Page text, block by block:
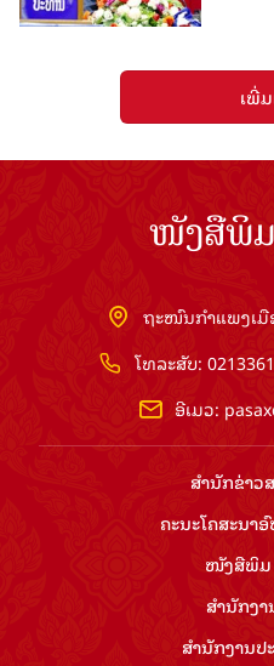
ເພີ່
ໜັງສືພິມ
ຖະໜົນກຳແພງເມື
ໂທລະສັບ:
ອີເມວ:
ສຳ​ນັກ​ຂ່າວ​
ຄະນະໂຄສະນາ
ໜັງສືພິມ
ສຳ​ນັກ​ງ
ສຳ​ນັກ​ງານ​ປ